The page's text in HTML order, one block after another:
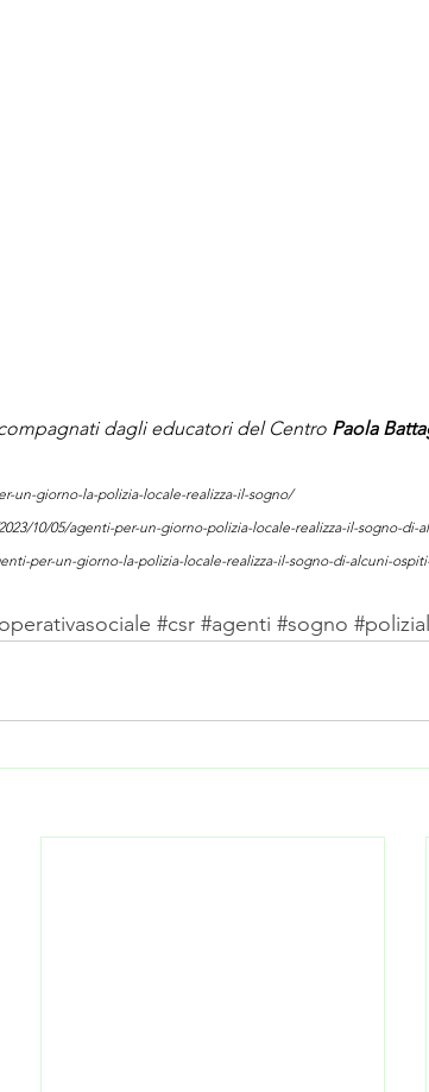
dagli educatori del Centro Paola
un-giorno-la-polizia-locale-realizza-il-sogno/
10/05/agenti-per-un-giorno-polizia-locale-realizza-il-sogno-di-
per-un-giorno-la-polizia-locale-realizza-il-sogno-di-alcuni-
#csr #agenti #sogno